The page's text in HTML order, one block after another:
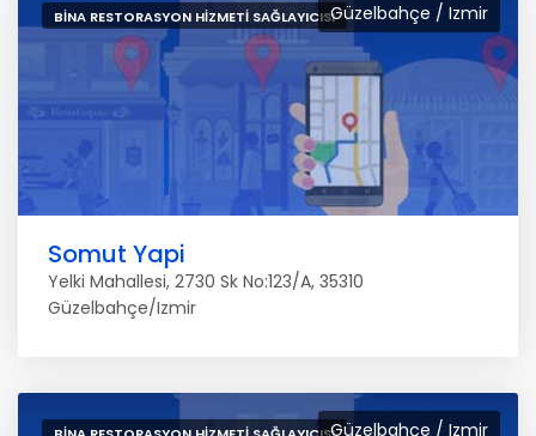
Güzelbahçe / Izmir
BINA RESTORASYON HIZMETI SAĞLAYICISI
Somut Yapi
Yelki Mahallesi, 2730 Sk No:123/A, 35310
Güzelbahçe/Izmir
Güzelbahçe / Izmir